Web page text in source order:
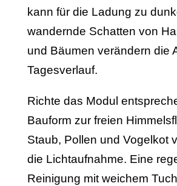
kann für die Ladung zu
wandernde Schatten von
und Bäumen verändern die
Tagesverlauf.
Richte das Modul
Bauform zur freien
Staub, Pollen und Vogelkot
die Lichtaufnahme. Eine
Reinigung mit weichem